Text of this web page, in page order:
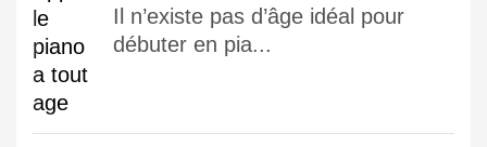
Il n’existe pas d’âge idéal pour
débuter en pia...